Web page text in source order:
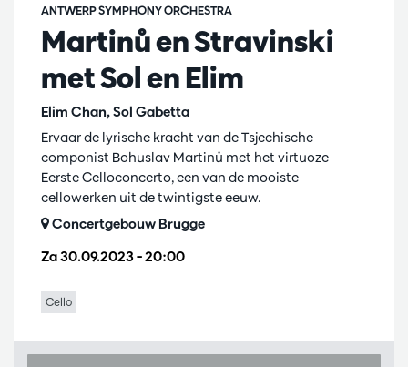
Martinů en Stravinski
met Sol en Elim
Elim Chan, Sol Gabetta
ANTWERP SYMPHONY ORCHESTRA
Za 30.09.2023– 20:00
Ervaar de lyrische kracht van de Tsjechische
componist Bohuslav Martinů met het virtuoze
Eerste Celloconcerto, een van de mooiste
cellowerken uit de twintigste eeuw.
Concertgebouw Brugge
Cello